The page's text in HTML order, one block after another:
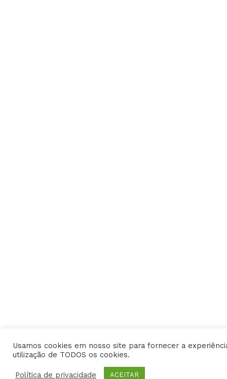
Usamos cookies em nosso site para fornecer a
utilização de TODOS os cookies.
Política de privacidade ACEITAR